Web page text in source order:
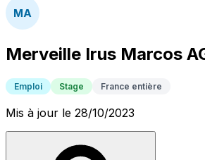
MA
Merveille Irus Marcos
Emploi Stage France entière
Mis à jour le 28/10/2023